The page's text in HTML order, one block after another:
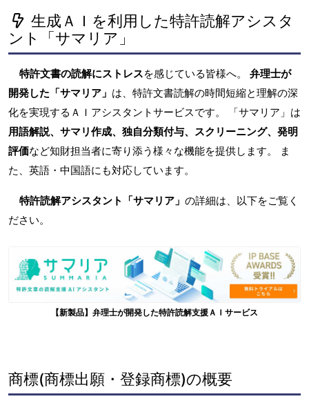
生成ＡＩを利用した特許読解アシスタ
ント「サマリア」
特許文書の読解にストレスを感じている皆様へ。 弁理士が
開発した「サマリア」 は、特許文書読解の時間短縮と理解の深
化を実現するＡＩアシスタントサービスです。 「サマリア」は
用語解説、サマリ作成、独自分類付与、スクリーニング、発明
評価など知財担当者に寄り添う様々な機能を提供します。 ま
た、英語・中国語にも対応しています。
特許読解アシスタント「サマリア」 の詳細は、以下をご覧く
ださい。
【新製品】弁理士が開発した特許読解支援ＡＩサービス
商標(商標出願・登録商標)の概要